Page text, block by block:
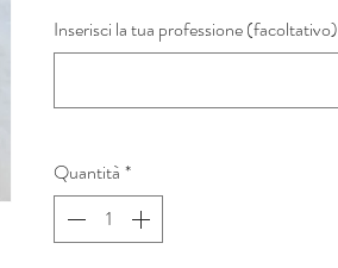
Inserisci la tua professione (facoltativo)
Quantità *